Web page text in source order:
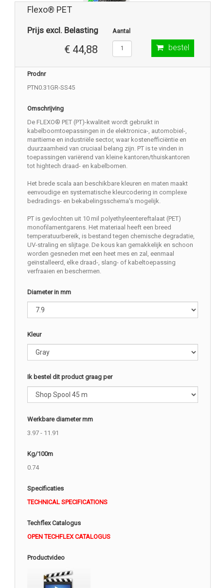
Flexo® PET
Prijs excl. Belasting
€ 44,88
Aantal
bestel
Prodnr
PTN0.31GR-SS45
Omschrijving
De FLEXO® PET (PT)-kwaliteit wordt gebruikt in
kabelboomtoepassingen in de elektronica-, automobiel-,
maritieme en industriële sector, waar kostenefficiëntie en
duurzaamheid van cruciaal belang zijn. PT is te vinden in
toepassingen variërend van kleine kantoren/thuiskantoren
tot hightech draad- en kabelbomen.
Het brede scala aan beschikbare kleuren en maten maakt
eenvoudige en systematische kleurcodering in complexe
bedradings- en bekabelingsschema's mogelijk.
PT is gevlochten uit 10 mil polyethyleentereftalaat (PET)
monofilamentgarens. Het materiaal heeft een breed
temperatuurbereik, is bestand tegen chemische degradatie,
UV-straling en slijtage. De kous kan gemakkelijk en schoon
worden gesneden met een heet mes en zal, eenmaal
geïnstalleerd, elke draad-, slang- of kabeltoepassing
verfraaien en beschermen.
Diameter in mm
Kleur
Ik bestel dit product graag per
Werkbare diameter mm
3.97 - 11.91
Kg/100m
0.74
Specificaties
TECHNICAL SPECIFICATIONS
Techflex Catalogus
OPEN TECHFLEX CATALOGUS
Productvideo